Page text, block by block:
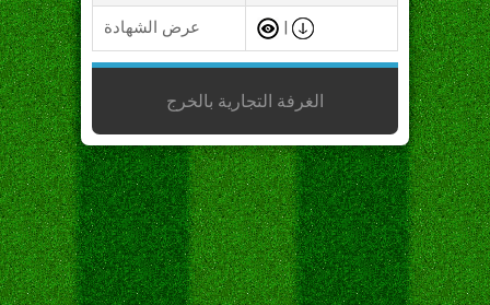
عرض الشهادة
الغرفة التجارية بالخرج